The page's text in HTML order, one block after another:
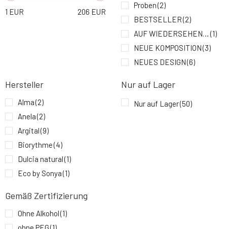
Nobilis Tilia Revitalisierende Creme
20.22 EUR
1 EUR 206 EUR
Proben(2)
BESTSELLER(2)
AUF WIEDERSEHEN SAGEN (1)
NEUE KOMPOSITION(3)
NEUES DESIGN(6)
Hersteller
Alma(2)
Anela(2)
Argital(9)
Biorythme(4)
Dulcia natural(1)
Eco by Sonya(1)
JouJou Botanicals (4)
Kvitok(7)
Nur auf Lager
Nur auf Lager(50)
Gemäß Zertifizierung
Ohne Alkohol(1)